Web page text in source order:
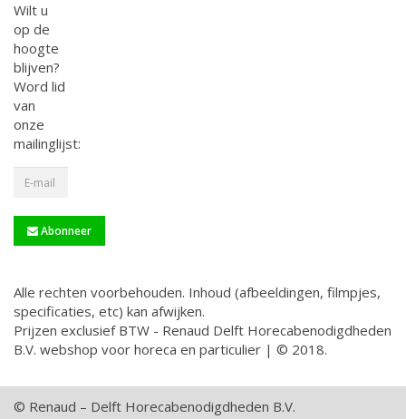
Wilt u
op de
hoogte
blijven?
Word lid
van
onze
mailinglijst:
Abonneer
Alle rechten voorbehouden. Inhoud (afbeeldingen, filmpjes,
specificaties, etc) kan afwijken.
Prijzen exclusief BTW - Renaud Delft Horecabenodigdheden
B.V. webshop voor horeca en particulier | © 2018.
© Renaud – Delft Horecabenodigdheden B.V.